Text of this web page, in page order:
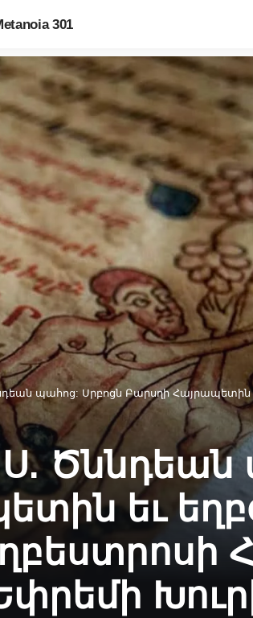
301
Բարսղի Հայրապետին եւ եղբօր նորին Գրիգորի Նիւսացւոյն,
Ս.
եւ